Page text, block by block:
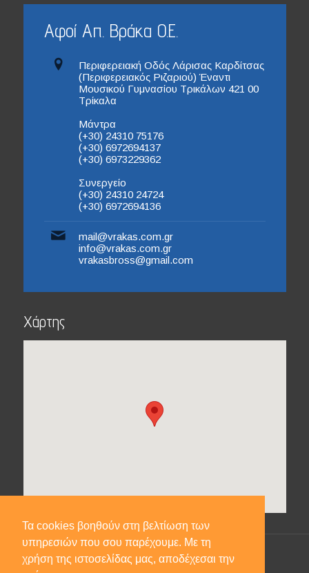
Τα cookies βοηθούν στη βελτίωση των
υπηρεσιών που σου παρέχουμε. Με τη
χρήση της ιστοσελίδας μας, αποδέχεσαι την
Αφοί Απ. Βράκα Ο.Ε.
Περιφερειακή Οδός Λάρισας Καρδίτσας
(Περιφερειακός Ριζαριού) Έναντι
Μουσικού Γυμνασίου Τρικάλων 421 00
Τρίκαλα
Μάντρα
(+30) 24310 75176
(+30) 6972694137
(+30) 6973229362
Συνεργείο
(+30) 24310 24724
(+30) 6972694136
mail@vrakas.com.gr
info@vrakas.com.gr
vrakasbross@gmail.com
Χάρτης